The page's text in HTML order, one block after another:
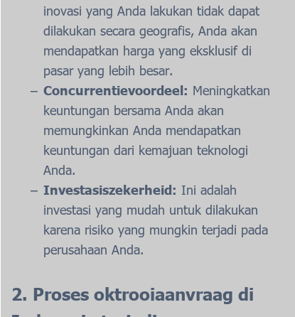
inovasi yang Anda lakukan tidak dapat
dilakukan secara geografis, Anda akan
mendapatkan harga yang eksklusif di
pasar yang lebih besar.
Concurrentievoordeel: Meningkatkan
keuntungan bersama Anda akan
memungkinkan Anda mendapatkan
keuntungan dari kemajuan teknologi
Anda.
Investasiszekerheid: Ini adalah
investasi yang mudah untuk dilakukan
karena risiko yang mungkin terjadi pada
perusahaan Anda.
2. Proses oktrooiaanvraag di